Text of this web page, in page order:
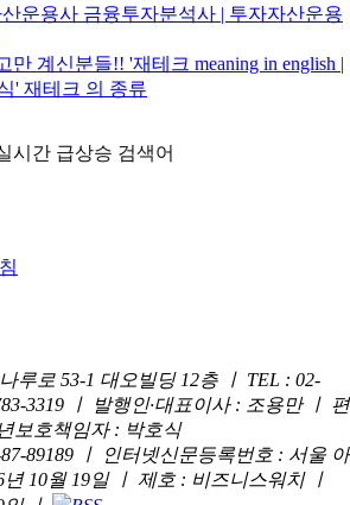
운용사 금융투자분석사 | 투자자산운용
만 계신분들!! '재테크 meaning in english |
' 재테크 의 종류
시간 급상승 검색어
루로 53-1 대오빌딩 12층 ㅣ TEL : 02-
3319 ㅣ 발행인·대표이사 : 조용만 ㅣ 편
보호책임자 : 박호식
89189 ㅣ 인터넷신문등록번호 : 서울 아
10월 19일 ㅣ 제호 : 비즈니스워치 ㅣ